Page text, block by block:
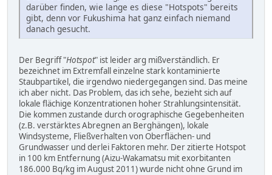
darüber finden, wie lange es diese "Hotspots" bereits
gibt, denn vor Fukushima hat ganz einfach niemand
danach gesucht.
Der Begriff "Hotspot" ist leider arg mißverständlich. Er
bezeichnet im Extremfall einzelne stark kontaminierte
Staubpartikel, die irgendwo niedergegangen sind. Das meine
ich aber nicht. Das Problem, das ich sehe, bezieht sich auf
lokale flächige Konzentrationen hoher Strahlungsintensität.
Die kommen zustande durch orographische Gegebenheiten
(z.B. verstärktes Abregnen an Berghängen), lokale
Windsysteme, Fließverhalten von Oberflächen- und
Grundwasser und derlei Faktoren mehr. Der zitierte Hotspot
in 100 km Entfernung (Aizu-Wakamatsu mit exorbitanten
186.000 Bq/kg im August 2011) wurde nicht ohne Grund im